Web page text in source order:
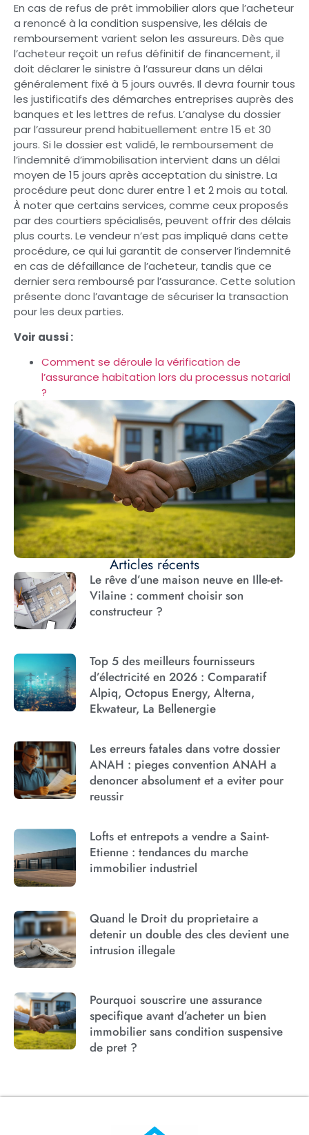
En cas de refus de prêt immobilier alors que l’acheteur
a renoncé à la condition suspensive, les délais de
remboursement varient selon les assureurs. Dès que
l’acheteur reçoit un refus définitif de financement, il
doit déclarer le sinistre à l’assureur dans un délai
généralement fixé à 5 jours ouvrés. Il devra fournir tous
les justificatifs des démarches entreprises auprès des
banques et les lettres de refus. L’analyse du dossier
par l’assureur prend habituellement entre 15 et 30
jours. Si le dossier est validé, le remboursement de
l’indemnité d’immobilisation intervient dans un délai
moyen de 15 jours après acceptation du sinistre. La
procédure peut donc durer entre 1 et 2 mois au total.
À noter que certains services, comme ceux proposés
par des courtiers spécialisés, peuvent offrir des délais
plus courts. Le vendeur n’est pas impliqué dans cette
procédure, ce qui lui garantit de conserver l’indemnité
en cas de défaillance de l’acheteur, tandis que ce
dernier sera remboursé par l’assurance. Cette solution
présente donc l’avantage de sécuriser la transaction
pour les deux parties.
Voir aussi :
Comment se déroule la vérification de
l’assurance habitation lors du processus notarial
?
Articles récents
Le rêve d’une maison neuve en Ille-et-
Vilaine : comment choisir son
constructeur ?
Top 5 des meilleurs fournisseurs
d’électricité en 2026 : Comparatif
Alpiq, Octopus Energy, Alterna,
Ekwateur, La Bellenergie
Les erreurs fatales dans votre dossier
ANAH : pieges convention ANAH a
denoncer absolument et a eviter pour
reussir
Lofts et entrepots a vendre a Saint-
Etienne : tendances du marche
immobilier industriel
Quand le Droit du proprietaire a
detenir un double des cles devient une
intrusion illegale
Pourquoi souscrire une assurance
specifique avant d’acheter un bien
immobilier sans condition suspensive
de pret ?